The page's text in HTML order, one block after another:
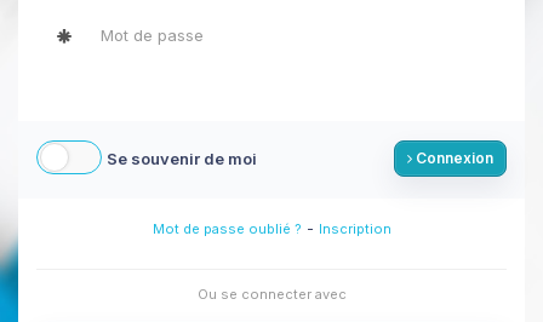
Se souvenir de moi Connexion
Mot de passe oublié ? - Inscription
Ou se connecter avec